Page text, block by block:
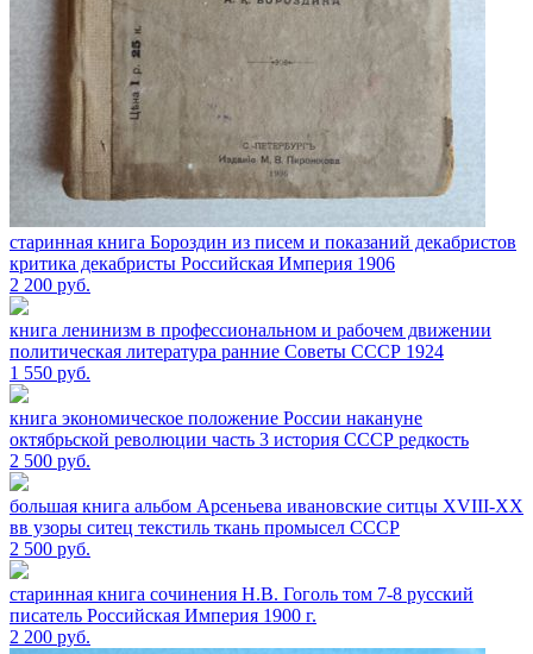
старинная книга Бороздин из писем и показаний декабристов
критика декабристы Российская Империя 1906
2 200 руб.
книга ленинизм в профессиональном и рабочем движении
политическая литература ранние Советы СССР 1924
1 550 руб.
книга экономическое положение России накануне
октябрьской революции часть 3 история СССР редкость
2 500 руб.
большая книга альбом Арсеньева ивановские ситцы XVIII-XX
вв узоры ситец текстиль ткань промысел СССР
2 500 руб.
старинная книга сочинения Н.В. Гоголь том 7-8 русский
писатель Российская Империя 1900 г.
2 200 руб.